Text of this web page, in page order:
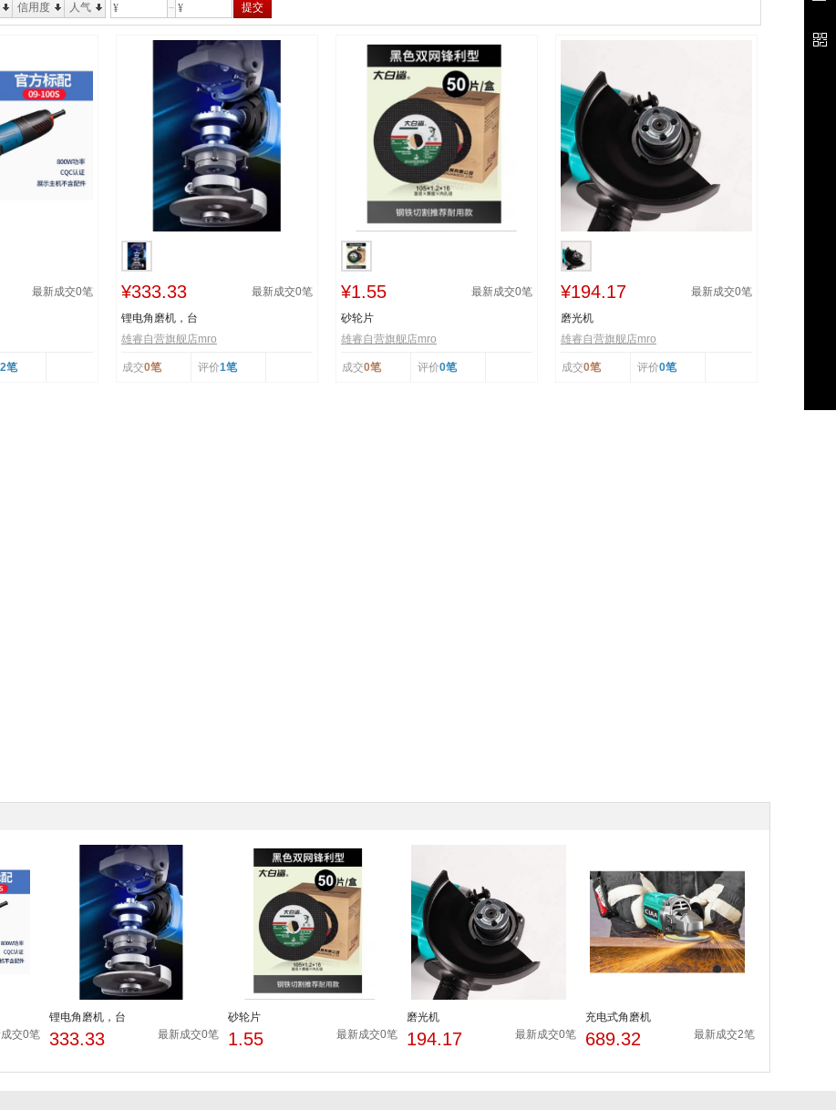
信用度 人气 ¥ ¥ 提交
最新成交0笔
2笔
¥333.33 最新成交0笔
锂电角磨机，台
雄睿自营旗舰店mro
成交0笔 评价1笔
¥1.55 最新成交0笔
砂轮片
雄睿自营旗舰店mro
成交0笔 评价0笔
¥194.17 最新成交0笔
磨光机
雄睿自营旗舰店mro
成交0笔 评价0笔
交0笔
锂电角磨机，台
333.33 最新成交0笔
砂轮片
1.55 最新成交0笔
磨光机
194.17 最新成交0笔
充电式角磨机
689.32 最新成交2笔